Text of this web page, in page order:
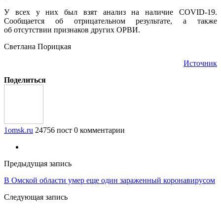
У всех у них был взят анализ на наличие COVID-19.
Сообщается об отрицательном результате, а также
об отсутствии признаков других ОРВИ.
Светлана Порицкая
Источник
Поделиться
1omsk.ru 24756 пост 0 комментарии
Предыдущая запись
В Омской области умер еще один зараженный коронавирусом
Следующая запись